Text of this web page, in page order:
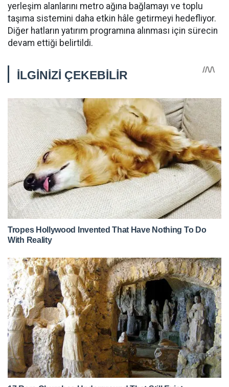
yerleşim alanlarını metro ağına bağlamayı ve toplu
taşıma sistemini daha etkin hâle getirmeyi hedefliyor.
Diğer hatların yatırım programına alınması için sürecin
devam ettiği belirtildi.